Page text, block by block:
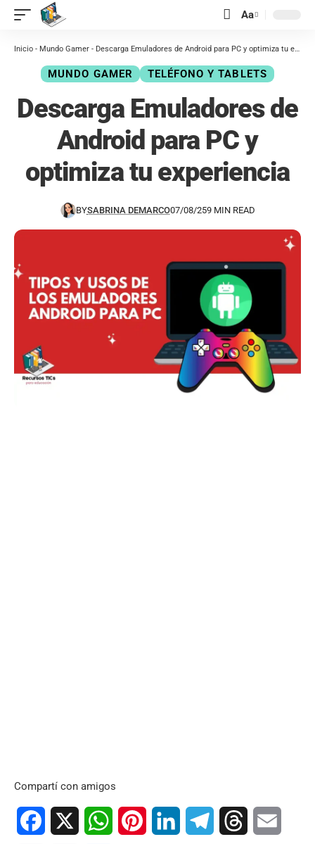
contenido Aa
Inicio - Mundo Gamer - Descarga Emuladores de Android para PC y optimiza tu experiencia
MUNDO GAMER TELÉFONO Y TABLETS
Descarga Emuladores de
Android para PC y
optimiza tu experiencia
BYSABRINA DEMARCO07/08/259 MIN READ
Compartí con amigos
Facebook WhatsAppPinterest LinkedIn TelegramThreads